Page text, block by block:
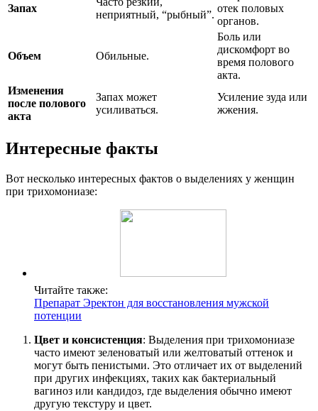
Запах
неприятный, “рыбный”.
отек половых
органов.
Объем Обильные.
Боль или
дискомфорт во
время полового
акта.
Изменения
после полового
акта
Запах может
усиливаться.
Усиление зуда или
жжения.
Интересные факты
Вот несколько интересных фактов о выделениях у женщин
при трихомониазе:
Читайте также:
Препарат Эректон для восстановления мужской
потенции
Цвет и консистенция: Выделения при трихомониазе
часто имеют зеленоватый или желтоватый оттенок и
могут быть пенистыми. Это отличает их от выделений
при других инфекциях, таких как бактериальный
вагиноз или кандидоз, где выделения обычно имеют
другую текстуру и цвет.